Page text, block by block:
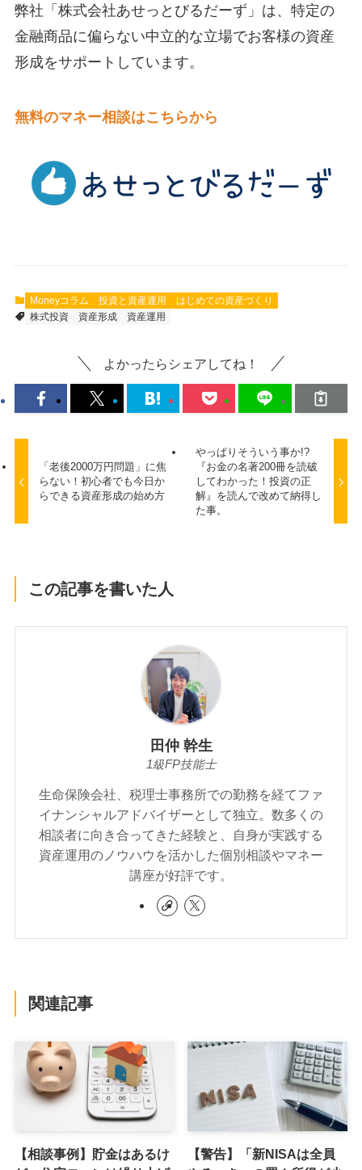
弊社「株式会社あせっとびるだーず」は、特定の
金融商品に偏らない中立的な立場でお客様の資産
形成をサポートしています。
無料のマネー相談はこちらから
Moneyコラム 投資と資産運用
はじめての資産づくり
株式投資
資産形成 資産運用
よかったらシェアしてね！
「老後2000万円問題」に焦
らない！初心者でも今日か
らできる資産形成の始め方
やっぱりそういう事か!?
『お金の名著200冊を読破
してわかった！投資の正
解』を読んで改めて納得し
た事。
この記事を書いた人
田仲 幹生
1級FP技能士
生命保険会社、税理士事務所での勤務を経てファ
イナンシャルアドバイザーとして独立。数多くの
相談者に向き合ってきた経験と、自身が実践する
資産運用のノウハウを活かした個別相談やマネー
講座が好評です。
関連記事
【相談事例】貯金はあるけ
【警告】「新NISAは全員